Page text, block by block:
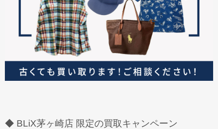
◆ BLiX茅ヶ崎店 限定の買取キャンペーン